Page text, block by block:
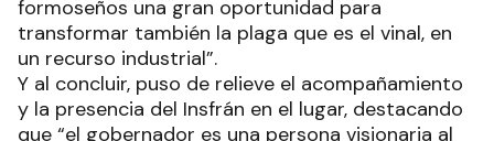
formoseños una gran oportunidad para
transformar también la plaga que es el vinal, en
un recurso industrial”.
Y al concluir, puso de relieve el acompañamiento
y la presencia del Insfrán en el lugar, destacando
que “el gobernador es una persona visionaria al